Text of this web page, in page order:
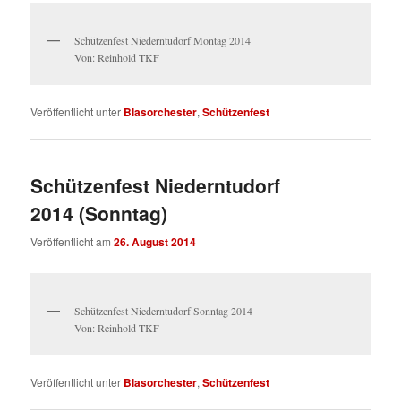
Schützenfest Niederntudorf Montag 2014
Von: Reinhold TKF
Veröffentlicht unter Blasorchester,Schützenfest
Schützenfest Niederntudorf
2014 (Sonntag)
Veröffentlicht am26. August 2014
Schützenfest Niederntudorf Sonntag 2014
Von: Reinhold TKF
Veröffentlicht unter Blasorchester,Schützenfest